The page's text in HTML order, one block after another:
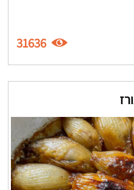
31636